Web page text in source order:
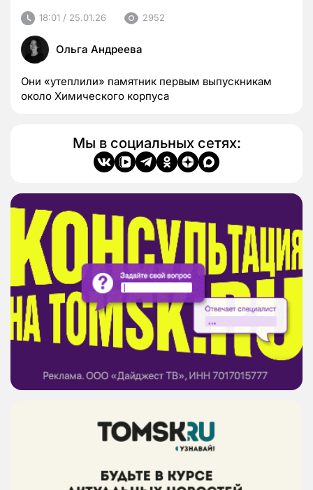
18:01 / 25.01.26 2952
Ольга Андреева
Они «утеплили» памятник первым выпускникам
около Химического корпуса
Мы в социальных сетях: